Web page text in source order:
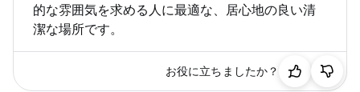
的な雰囲気を求める人に最適な、居心地の良い清
潔な場所です。
お役に立ちましたか？